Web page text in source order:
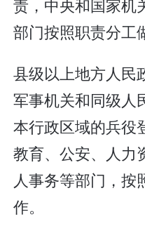
责，中央和国家机
部门按照职责分工
县级以上地方人民
军事机关和同级人
本行政区域的兵役
教育、公安、人力
人事务等部门，按
作。